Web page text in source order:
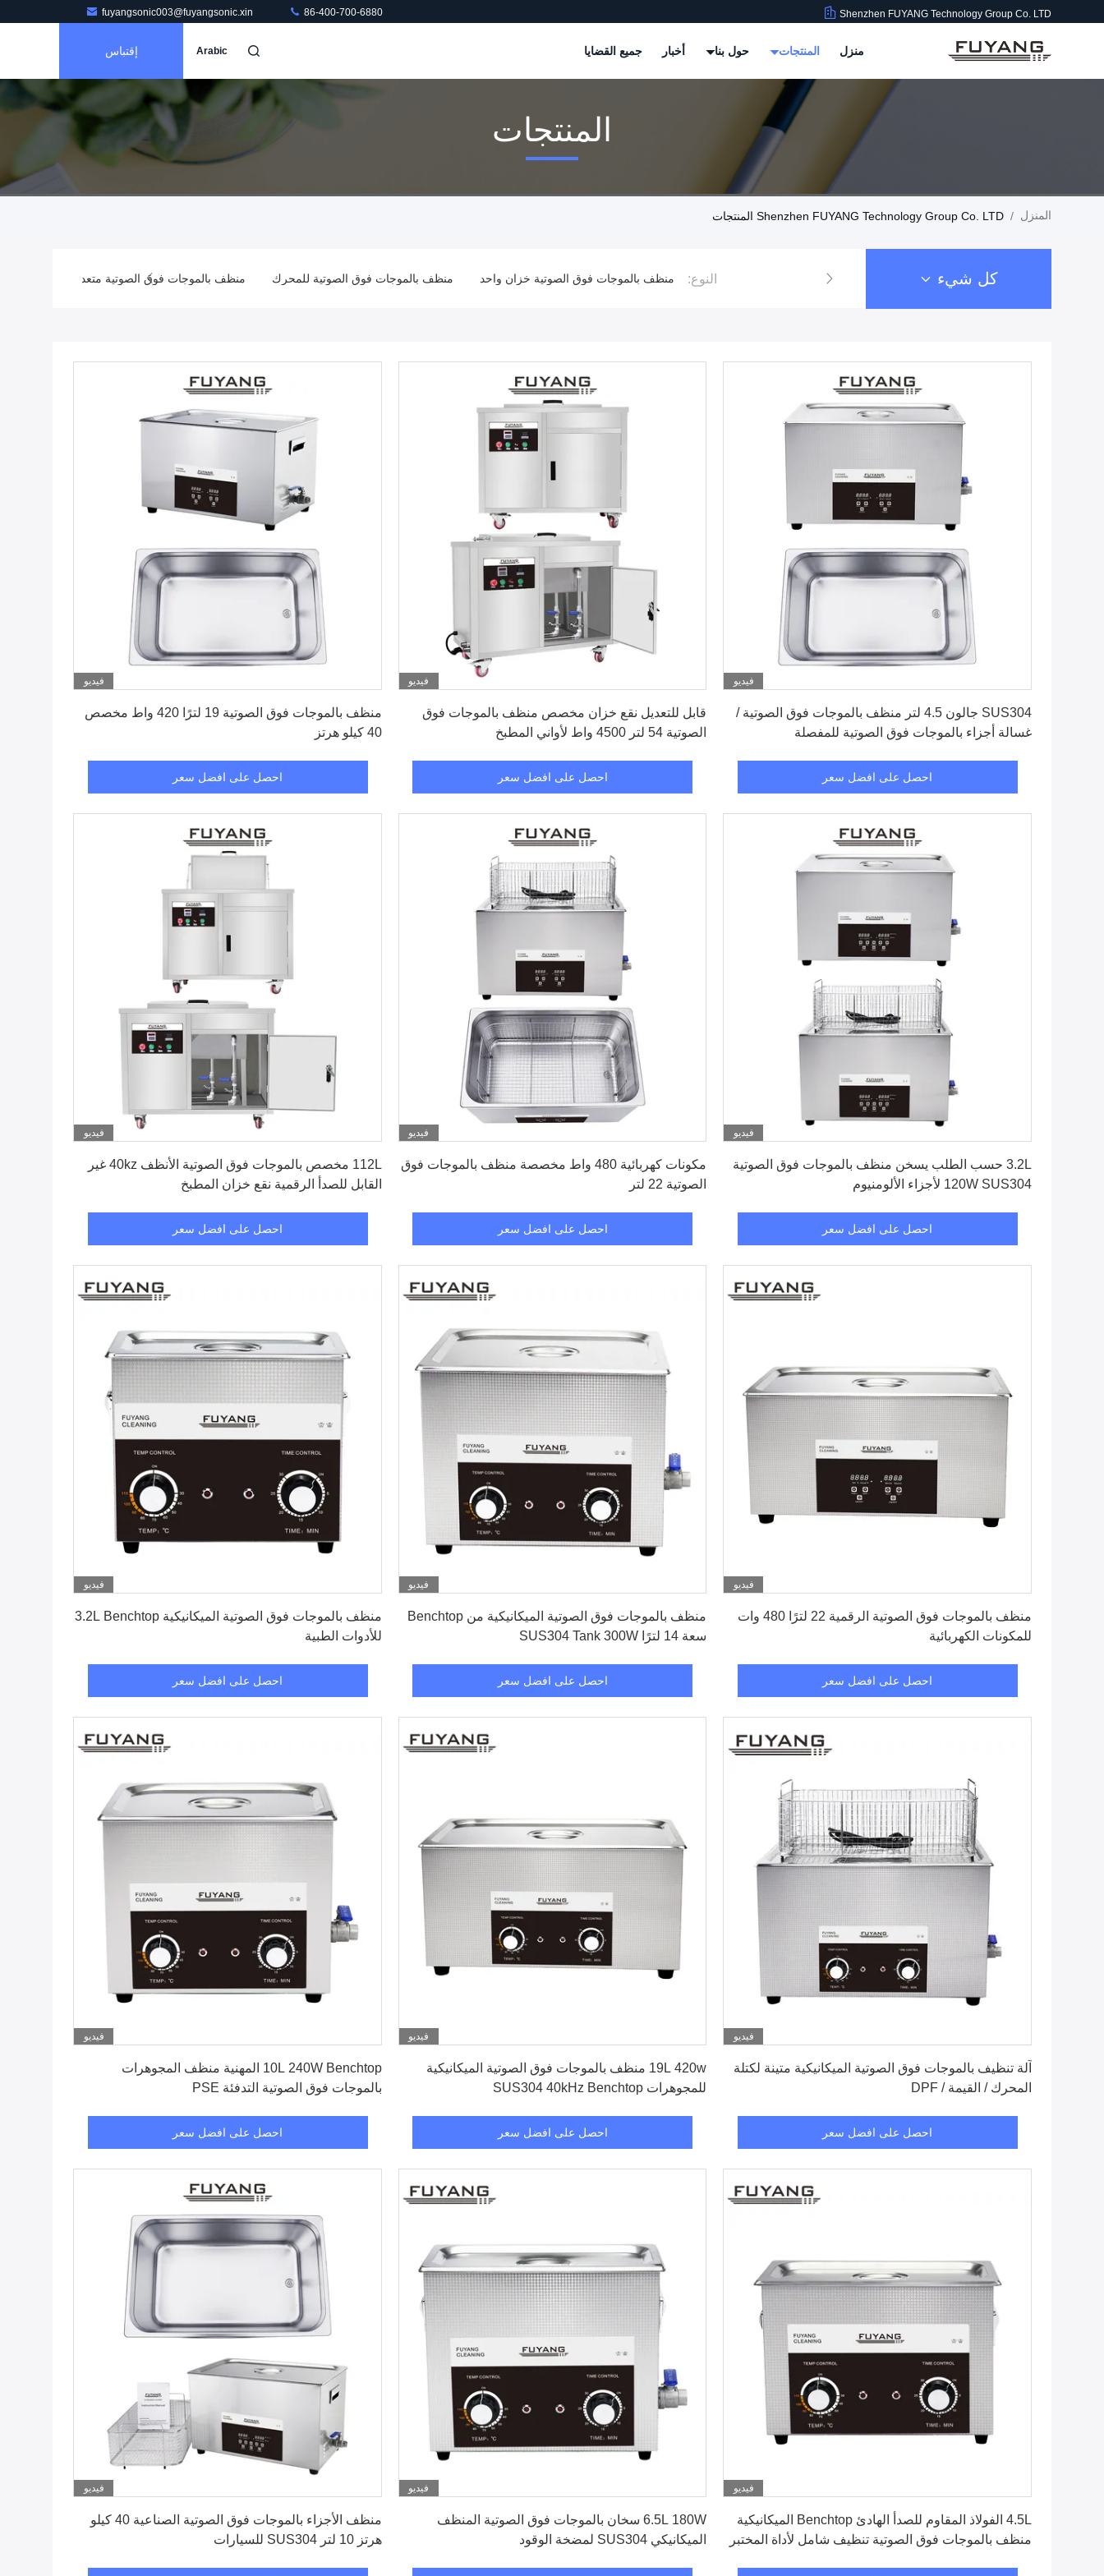
Shenzhen FUYANG Technology Group Co. LTD
fuyangsonic003@fuyangsonic.xin 86-400-700-6880
منزل المنتجات حول بنا أخبار جميع القضايا Arabic إقتباس
المنتجات
المنزل / Shenzhen FUYANG Technology Group Co. LTD المنتجات
كل شيء النوع:منظف ​​بالموجات فوق الصوتية الصناعية الكبيرة منظف ​​بالموجات فوق الصوتية خزان واحد منظف ​​بالموجات فوق الصوتية للمحرك منظف ​​بالموجات فوق الصوتية متعدد الخزانات
فيديو
SUS304 جالون 4.5 لتر منظف بالموجات فوق الصوتية /
غسالة أجزاء بالموجات فوق الصوتية للمفصلة
احصل على افضل سعر
فيديو
قابل للتعديل نقع خزان مخصص منظف بالموجات فوق
الصوتية 54 لتر 4500 واط لأواني المطبخ
احصل على افضل سعر
فيديو
منظف ​​بالموجات فوق الصوتية 19 لترًا 420 واط مخصص
40 كيلو هرتز
احصل على افضل سعر
فيديو
3.2L حسب الطلب يسخن منظف بالموجات فوق الصوتية
120W SUS304 لأجزاء الألومنيوم
احصل على افضل سعر
فيديو
مكونات كهربائية 480 واط مخصصة منظف بالموجات فوق
الصوتية 22 لتر
احصل على افضل سعر
فيديو
112L مخصص بالموجات فوق الصوتية الأنظف 40kz غير
القابل للصدأ الرقمية نقع خزان المطبخ
احصل على افضل سعر
فيديو
منظف ​​بالموجات فوق الصوتية الرقمية 22 لترًا 480 وات
للمكونات الكهربائية
احصل على افضل سعر
فيديو
منظف ​​بالموجات فوق الصوتية الميكانيكية من Benchtop
سعة 14 لترًا SUS304 Tank 300W
احصل على افضل سعر
فيديو
منظف ​​بالموجات فوق الصوتية الميكانيكية 3.2L Benchtop
للأدوات الطبية
احصل على افضل سعر
فيديو
آلة تنظيف بالموجات فوق الصوتية الميكانيكية متينة لكتلة
المحرك / القيمة / DPF
احصل على افضل سعر
فيديو
19L 420w منظف بالموجات فوق الصوتية الميكانيكية
للمجوهرات SUS304 40kHz Benchtop
احصل على افضل سعر
فيديو
10L 240W Benchtop المهنية منظف المجوهرات
بالموجات فوق الصوتية التدفئة PSE
احصل على افضل سعر
فيديو
4.5L الفولاذ المقاوم للصدأ الهادئ Benchtop الميكانيكية
منظف بالموجات فوق الصوتية تنظيف شامل لأداة المختبر
فيديو
6.5L 180W سخان بالموجات فوق الصوتية المنظف
الميكانيكي SUS304 لمضخة الوقود
فيديو
منظف ​​الأجزاء بالموجات فوق الصوتية الصناعية 40 كيلو
هرتز 10 لتر SUS304 للسيارات